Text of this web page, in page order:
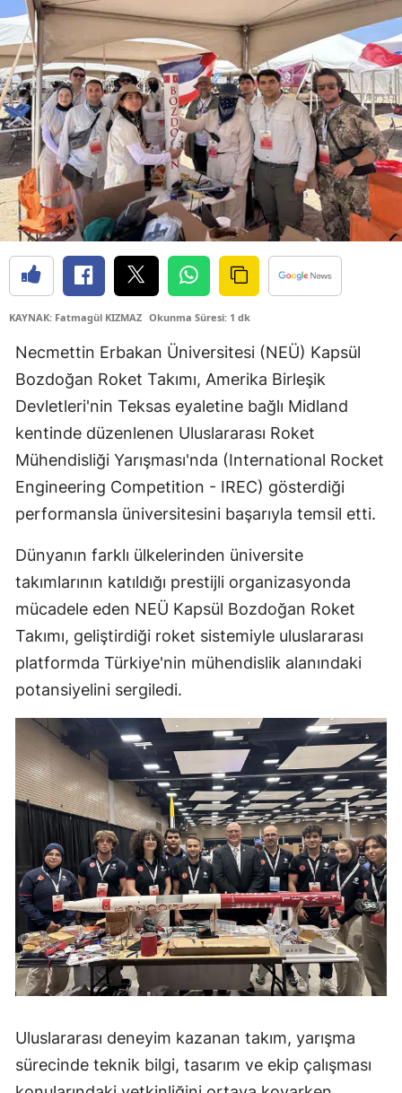
Bursa
Çanakkale
Çankırı
Çorum
Denizli
Diyarbakır
Edirne
Elazığ
Erzurum
Eskişehir
Gaziantep
Giresun
Gümüşhane
Hakkari
Hatay
Mersin
İstanbul
Kars
Kastamonu
Kayseri
Kırklareli
Kırşehir
Kocaeli
Konya
Malatya
Manisa
KAYNAK: Fatmagül KIZMAZ Okunma Süresi: 1 dk
Necmettin Erbakan Üniversitesi (NEÜ) Kapsül
Bozdoğan Roket Takımı, Amerika Birleşik
Devletleri'nin Teksas eyaletine bağlı Midland
kentinde düzenlenen Uluslararası Roket
Mühendisliği Yarışması'nda (International Rocket
Engineering Competition - IREC) gösterdiği
performansla üniversitesini başarıyla temsil etti.
Dünyanın farklı ülkelerinden üniversite
takımlarının katıldığı prestijli organizasyonda
mücadele eden NEÜ Kapsül Bozdoğan Roket
Takımı, geliştirdiği roket sistemiyle uluslararası
platformda Türkiye'nin mühendislik alanındaki
potansiyelini sergiledi.
Uluslararası deneyim kazanan takım, yarışma
sürecinde teknik bilgi, tasarım ve ekip çalışması